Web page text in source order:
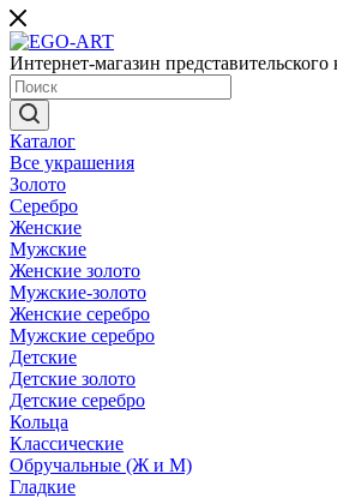
Интернет-магазин представительского
Каталог
Все украшения
Золото
Серебро
Женские
Мужские
Женские золото
Мужские-золото
Женские серебро
Мужские серебро
Детские
Детские золото
Детские серебро
Кольца
Классические
Обручальные (Ж и М)
Гладкие